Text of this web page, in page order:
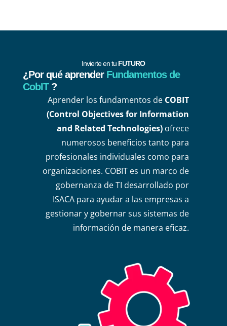
Invierte en tu FUTURO
¿Por qué aprender Fundamentos de
CobIT ?
Aprender los fundamentos de COBIT
(Control Objectives for Information
and Related Technologies) ofrece
numerosos beneficios tanto para
profesionales individuales como para
organizaciones. COBIT es un marco de
gobernanza de TI desarrollado por
ISACA para ayudar a las empresas a
gestionar y gobernar sus sistemas de
información de manera eficaz.